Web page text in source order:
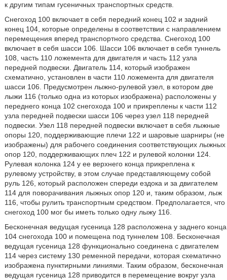
к другим типам гусеничных транспортных средств.
Снегоход 100 включает в себя передний конец 102 и задний
конец 104, которые определены в соответствии с направлением
перемещения вперед транспортного средства. Снегоход 100
включает в себя шасси 106. Шасси 106 включает в себя туннель
108, часть 110 ложемента для двигателя и часть 112 узла
передней подвески. Двигатель 114, который изображен
схематично, установлен в части 110 ложемента для двигателя
шасси 106. Предусмотрен лыжно-рулевой узел, в котором две
лыжи 116 (только одна из которых изображена) расположены у
переднего конца 102 снегохода 100 и прикреплены к части 112
узла передней подвески шасси 106 через узел 118 передней
подвески. Узел 118 передней подвески включает в себя лыжные
опоры 120, поддерживающие плечи 122 и шаровые шарниры (не
изображены) для рабочего соединения соответствующих лыжных
опор 120, поддерживающих плеч 122 и рулевой колонки 124.
Рулевая колонка 124 у ее верхнего конца прикреплена к
рулевому устройству, в этом случае представляющему собой
руль 126, который расположен спереди ездока и за двигателем
114 для поворачивания лыжных опор 120 и, таким образом, лыж
116, чтобы рулить транспортным средством. Предполагается, что
снегоход 100 мог бы иметь только одну лыжу 116.
Бесконечная ведущая гусеница 128 расположена у заднего конца
104 снегохода 100 и помещена под туннелем 108. Бесконечная
ведущая гусеница 128 функционально соединена с двигателем
114 через систему 130 ременной передачи, которая схематично
изображена пунктирными линиями. Таким образом, бесконечная
ведущая гусеница 128 приводится в перемещение вокруг узла